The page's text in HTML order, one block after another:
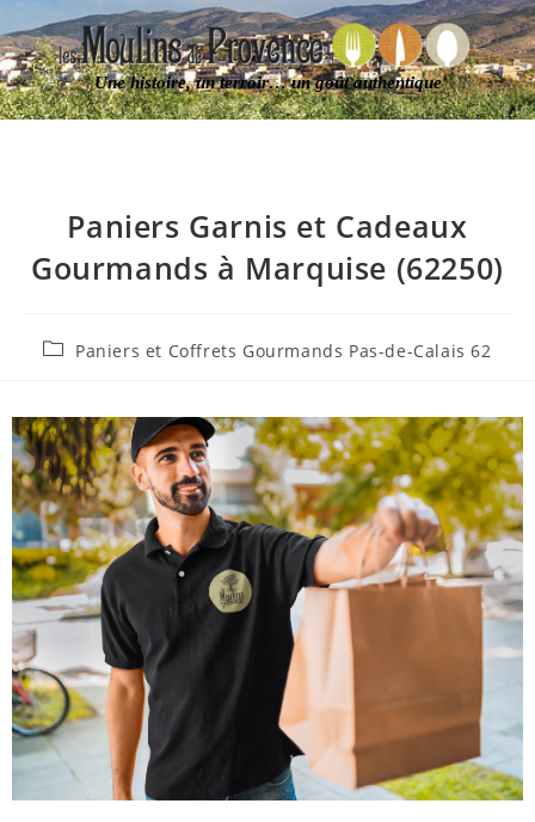
Une histoire, un terroir… un goût authentique
Paniers Garnis et Cadeaux
Gourmands à Marquise (62250)
Paniers et Coffrets Gourmands Pas-de-Calais 62